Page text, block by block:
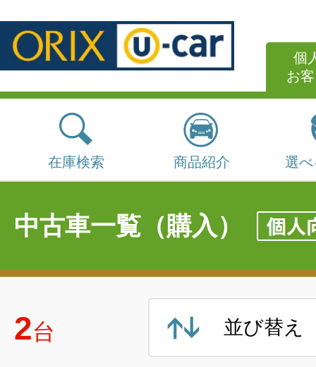
個
お
在庫検索 商品紹介 選
中古車一覧（購入）
2台 並び替え